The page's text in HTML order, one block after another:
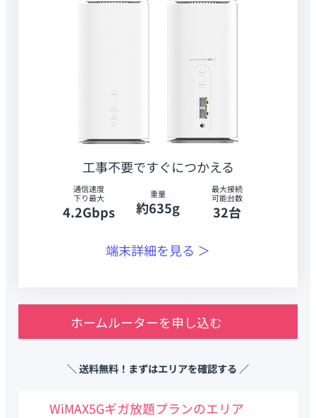
工事不要ですぐにつかえる
通信速度
下り最大
4.2Gbps
重量
約635g
最大接続
可能台数
32台
端末詳細を見る ＞
ホームルーターを申し込む
＼ 送料無料！まずはエリアを確認する ／
WiMAX5Gギガ放題プランのエリア